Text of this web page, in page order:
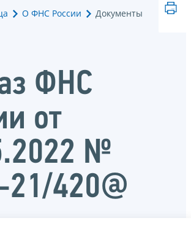
О ФНС России Документы
ФНС
от
№
420@